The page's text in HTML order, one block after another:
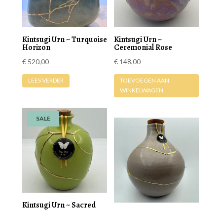
Kintsugi Urn ~ Turquoise
Horizon
€520,00
LEES VERDER
Kintsugi Urn ~
Ceremonial Rose
€ 148,00
TOEVOEGEN AAN
WINKELWAGEN
SALE
Kintsugi Urn ~ Sacred